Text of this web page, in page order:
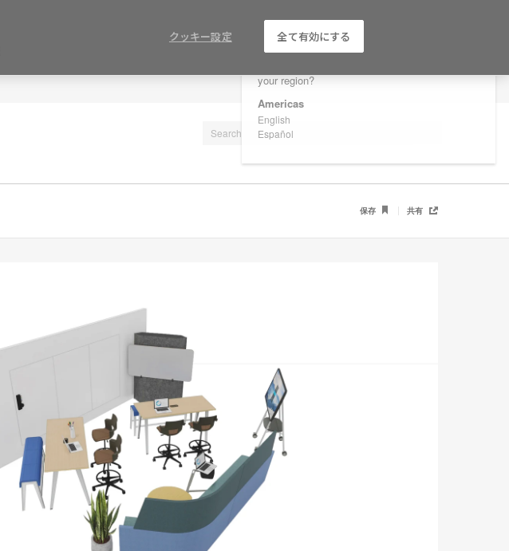
Are you in United States?
your region?
Americas
English
Español
保存 共有
クッキー設定 全て有効にする